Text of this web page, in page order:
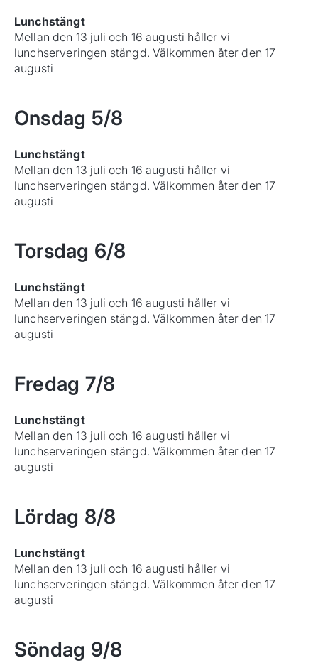
Lunchstängt
Mellan den 13 juli och 16 augusti håller vi
lunchserveringen stängd. Välkommen åter den 17
augusti
Onsdag 5/8
Lunchstängt
Mellan den 13 juli och 16 augusti håller vi
lunchserveringen stängd. Välkommen åter den 17
augusti
Torsdag 6/8
Lunchstängt
Mellan den 13 juli och 16 augusti håller vi
lunchserveringen stängd. Välkommen åter den 17
augusti
Fredag 7/8
Lunchstängt
Mellan den 13 juli och 16 augusti håller vi
lunchserveringen stängd. Välkommen åter den 17
augusti
Lördag 8/8
Lunchstängt
Mellan den 13 juli och 16 augusti håller vi
lunchserveringen stängd. Välkommen åter den 17
augusti
Söndag 9/8